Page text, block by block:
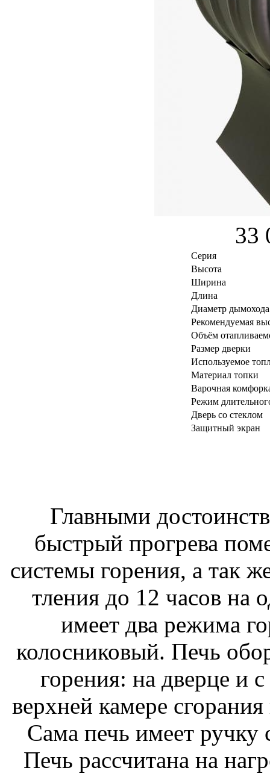
33
Серия
Высота
Ширина
Длина
Диаметр дымохода
Рекомендуемая
Объём
Размер дверки
Используемое
Материал топки
Варочная
Режим
Дверь со стеклом
Защитный экран
Главными
быстрый прогрева
системы горения, а так
тления до 12 часов на
имеет два режима
колосниковый. Печь
горения: на дверце и
верхней камере
Сама печь имеет ручку
Печь рассчитана на